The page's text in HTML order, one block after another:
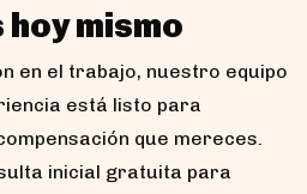
mismo
en el trabajo, nuestro equipo
está listo para
que mereces.
inicial gratuita para